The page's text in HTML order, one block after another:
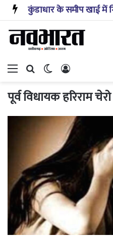
Menu Search forSwitch skin
पूर्व विधायक हरिराम चेरो